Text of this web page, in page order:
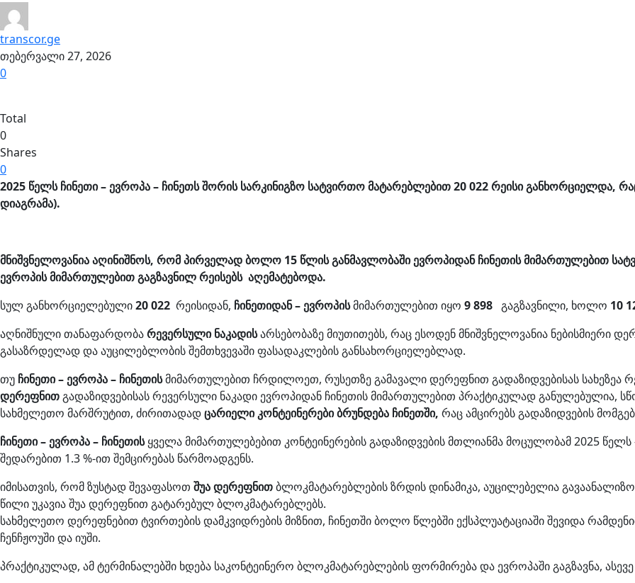
transcor.ge
თებერვალი 27, 2026
0
Total
0
Shares
0
2025 წელს ჩინეთი – ევროპა – ჩინეთს შორის სარკინიგზო სატვირთო მატარებლებით 20 022 რეისი განხორციელდა,
დიაგრამა).
მნიშვნელოვანია აღინიშნოს, რომ პირველად ბოლო 15 წლის განმავლობაში ევროპიდან ჩინეთის მიმართულებით
ევროპის მიმართულებით გაგზავნილ რეისებს აღემატებოდა.
სულ განხორციელებული20 022 რეისიდან, ჩინეთიდან – ევროპისმიმართულებით იყო 9 898 გაგზავნილი, ხოლო 10
აღნიშნული თანაფარდობარევერსული ნაკადისარსებობაზე მიუთითებს, რაც ესოდენ მნიშვნელოვანია ნებისმიერი
გასაზრდელად და აუცილებლობის შემთხვევაში ფასადაკლების განსახორციელებლად.
თუ ჩინეთი – ევროპა – ჩინეთისმიმართულებით ჩრდილოეთ, რუსეთზე გამავალი დერეფნით გადაზიდვებისას სახეზეა
დერეფნითგადაზიდვებისას რევერსული ნაკადი ევროპიდან ჩინეთის მიმართულებით პრაქტიკულად განულებულია,
სახმელეთო მარშრუტით, ძირითადადცარიელიკონტეინერებიბრუნდება ჩინეთში, რაც ამცირებს გადაზიდვების
ჩინეთი – ევროპა – ჩინეთისყველა მიმართულებებით კონტეინერების გადაზიდვების მთლიანმა მოცულობამ 2025 წელს
შედარებით 1.3 %-ით შემცირებას წარმოადგენს.
იმისათვის, რომ ზუსტად შევაფასოთ შუა დერეფნითბლოკმატარებლების ზრდის დინამიკა, აუცილებელია
წილი უკავია შუა დერეფნით გატარებულ ბლოკმატარებლებს.
სახმელეთო დერეფნებით ტვირთების დამკვიდრების მიზნით, ჩინეთში ბოლო წლებში ექსპლუატაციაში შევიდა
ჩენჩჟოუში და იუში.
პრაქტიკულად, ამ ტერმინალებში ხდება საკონტეინერო ბლოკმატარებლების ფორმირება და ევროპაში გაგზავნა,